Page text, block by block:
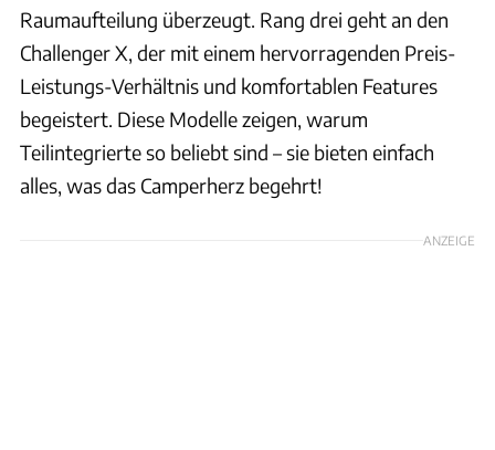
Raumaufteilung überzeugt. Rang drei geht an den
Challenger X, der mit einem hervorragenden Preis-
Leistungs-Verhältnis und komfortablen Features
begeistert. Diese Modelle zeigen, warum
Teilintegrierte so beliebt sind – sie bieten einfach
alles, was das Camperherz begehrt!
ANZEIGE